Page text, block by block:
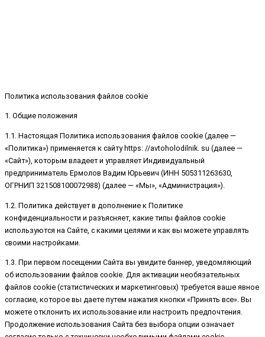
Политика использования файлов cookie
1. Общие положения
1.1. Настоящая Политика использования файлов cookie (далее —
«Политика») применяется к сайту https: //avtoholodilnik. su (далее —
«Сайт»), которым владеет и управляет Индивидуальный
предприниматель Ермолов Вадим Юрьевич (ИНН 505311263630,
ОГРНИП 321508100072988) (далее — «Мы», «Администрация»).
1.2. Политика действует в дополнение к Политике
конфиденциальности и разъясняет, какие типы файлов cookie
используются на Сайте, с какими целями и как вы можете управлять
своими настройками.
1.3. При первом посещении Сайта вы увидите баннер, уведомляющий
об использовании файлов cookie. Для активации необязательных
файлов cookie (статистических и маркетинговых) требуется ваше явное
согласие, которое вы даете путем нажатия кнопки «Принять все». Вы
можете отклонить их использование или настроить предпочтения.
Продолжение использования Сайта без выбора опции означает